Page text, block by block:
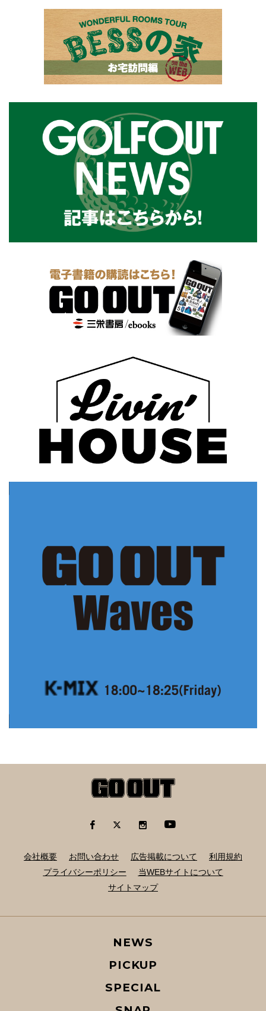
会社概要 お問い合わせ 広告掲載について
利用規約
プライバシーポリシー
当WEBサイトについて
サイトマップ
NEWS
PICKUP
SPECIAL